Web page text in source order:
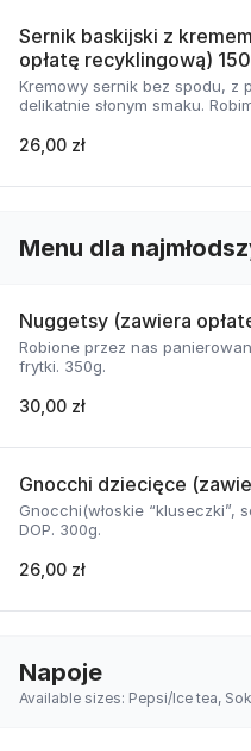
Sernik baskijski z
opłatę recyklingową)
Kremowy sernik bez spodu, z
delikatnie słonym smaku.
26,00 zł
Menu dla
Nuggetsy (zawiera
Robione przez nas
frytki. 350g.
30,00 zł
Gnocchi dziecięce
Gnocchi(włoskie “kluseczki”,
DOP. 300g.
26,00 zł
Napoje
Available sizes: Pepsi/Ice tea,